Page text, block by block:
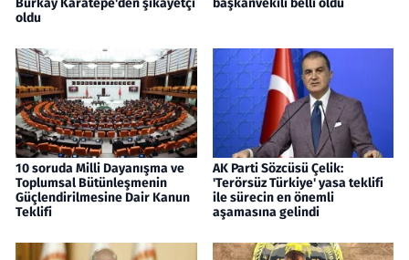
Burkay Karatepe'den şikayetçi
oldu
başkanvekili belli oldu
10 soruda Milli Dayanışma ve
Toplumsal Bütünleşmenin
Güçlendirilmesine Dair Kanun
Teklifi
AK Parti Sözcüsü Çelik:
'Terörsüz Türkiye' yasa teklifi
ile sürecin en önemli
aşamasına gelindi